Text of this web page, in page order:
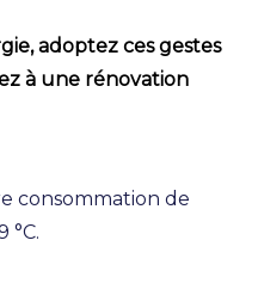
adoptez ces gestes
à une rénovation
consommation de
°C.